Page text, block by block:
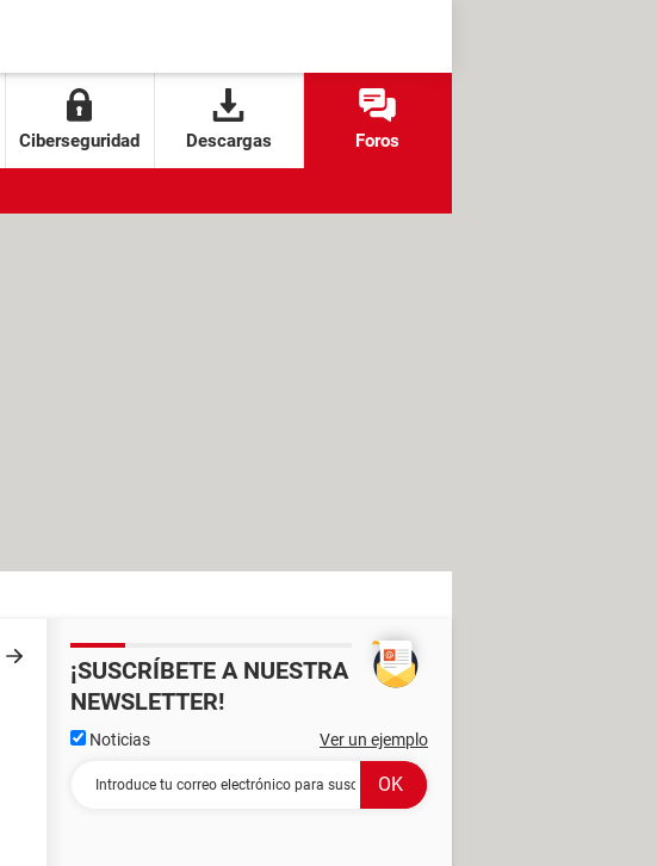
Ciberseguridad Descargas Foros
¡SUSCRÍBETE A NUESTRA
NEWSLETTER!
Noticias Ver un ejemplo